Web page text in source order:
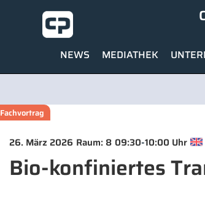
NEWS MEDIATHEK
Fachvortrag
26. März 2026 Raum: 8 09:30-10:00 Uhr
Bio-konfiniertes